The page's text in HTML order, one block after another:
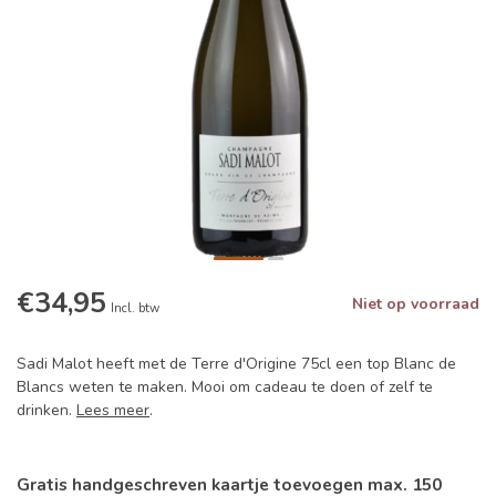
€34,95 Incl. btw Niet op voorraad
Sadi Malot heeft met de Terre d'Origine 75cl een top Blanc de
Blancs weten te maken. Mooi om cadeau te doen of zelf te
drinken. Lees meer.
Gratis handgeschreven kaartje toevoegen max. 150